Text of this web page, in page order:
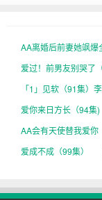
音，就跟唱歌
“这不是赶集
了？”孔奇力
俩人就这样，
也甜。
AA离婚后前妻她飒爆
爱过！前男友别哭了
「1」见软（91集）
爱你来日方长（94集)
AA会有天使替我爱你
爱成不成（99集）